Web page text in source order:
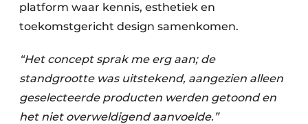
platform waar kennis, esthetiek en
toekomstgericht design samenkomen.
“Het concept sprak me erg aan; de
standgrootte was uitstekend, aangezien alleen
geselecteerde producten werden getoond en
het niet overweldigend aanvoelde.”